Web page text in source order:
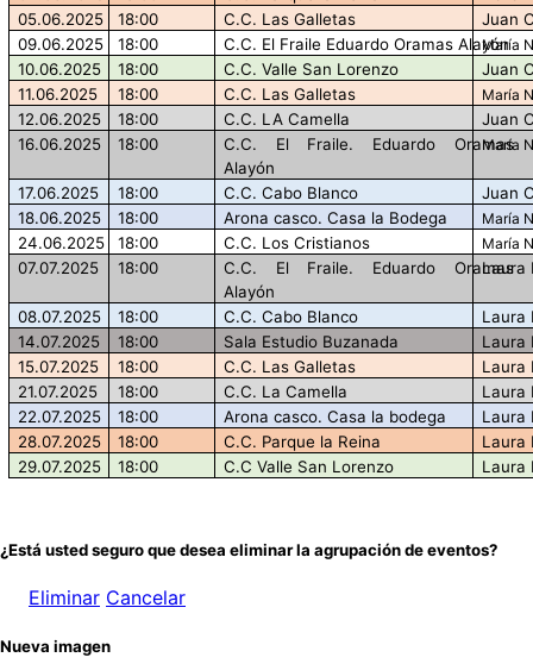
05.06.2025 18:00 C.C. Las Galletas
Juan
09.06.2025
18:00 C.C. El Fraile Eduardo Oramas Alayón
María
10.06.2025 18:00 C.C. Valle San Lorenzo
Juan
11.06.2025
18:00 C.C. Las Galletas María
12.06.2025 18:00 C.C. LA Camella
Juan
16.06.2025
18:00
C.C. El Fraile. Eduardo Oramas
Alayón
María
17.06.2025 18:00 C.C. Cabo Blanco
Juan
18.06.2025
18:00 Arona casco. Casa la Bodega María
24.06.2025 18:00 C.C. Los Cristianos María
07.07.2025 18:00
C.C. El Fraile. Eduardo Oramas
Alayón
Laura
08.07.2025 18:00 C.C. Cabo Blanco
Laura
14.07.2025
18:00 Sala Estudio Buzanada
Laura
15.07.2025
18:00 C.C. Las Galletas
Laura
21.07.2025
18:00 C.C. La Camella
Laura
22.07.2025
18:00 Arona casco. Casa la bodega
Laura
28.07.2025
18:00 C.C. Parque la Reina
Laura
29.07.2025
18:00 C.C Valle San Lorenzo Laura
¿Está usted seguro que desea eliminar la agrupación de eventos?
Eliminar Cancelar
Nueva imagen